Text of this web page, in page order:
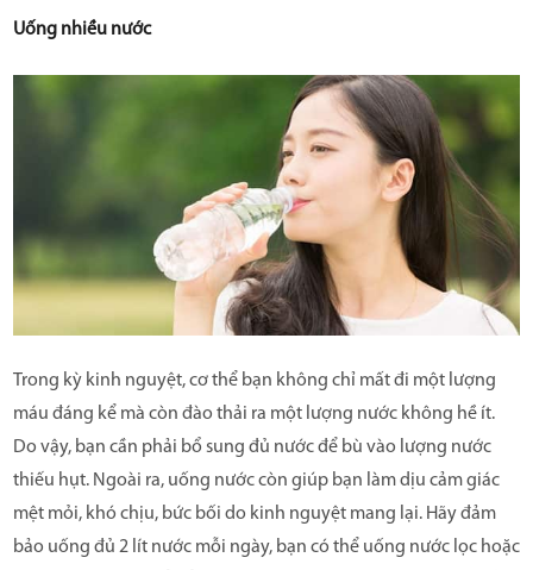
Uống nhiều nước
Trong kỳ kinh nguyệt, cơ thể bạn không chỉ mất đi một lượng
máu đáng kể mà còn đào thải ra một lượng nước không hề ít.
Do vậy, bạn cần phải bổ sung đủ nước để bù vào lượng nước
thiếu hụt. Ngoài ra, uống nước còn giúp bạn làm dịu cảm giác
mệt mỏi, khó chịu, bức bối do kinh nguyệt mang lại. Hãy đảm
bảo uống đủ 2 lít nước mỗi ngày, bạn có thể uống nước lọc hoặc